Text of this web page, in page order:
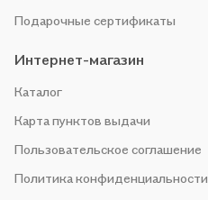
Подарочные сертификаты
Интернет-магазин
Каталог
Карта пунктов выдачи
Пользовательское соглашение
Политика конфиденциальности